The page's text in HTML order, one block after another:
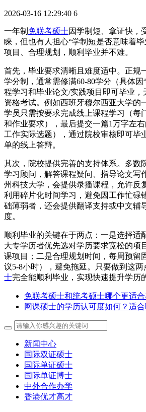
2026-03-16 12:29:40 6
一年制 免联考硕士因学制短、拿证快，
睐，但也有人担心“学制短是否意味着
项目、合理规划，顺利毕业并不难。
首先，毕业要求清晰且难度适中。正规
学分制，通常需修满60-80学分（具体
程学习和毕业论文/实践项目即可毕业，
资格考试。例如西班牙穆尔西亚大学的
学员只需按要求完成线上课程学习（每
和作业要求），最后提交一篇1万字左
工作实际选题），通过院校审核即可毕
单的线上答辩。
其次，院校提供完善的支持体系。多数
学习顾问，解答课程疑问、指导论文写
州科技大学，会提供录播课程，允许反
利用碎片化时间学习，避免因工作忙碌
础薄弱者，还会提供翻译支持或中文辅
度。
顺利毕业的关键在于两点：一是选择适
大专学历者优先选对学历要求宽松的项
课项目；二是合理规划时间，每周预留
议5-8小时），避免拖延。只要做到这两
士完全能顺利毕业，实现快速提升学历
免联考硕士和统考硕士哪个更适合
网课硕士的学历认可度如何？适合
新闻中心
国际双证硕士
国际单证硕士
国际单证博士
中外合作办学
香港优才高才